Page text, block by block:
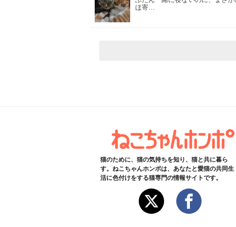
ほ寄…
猫のために、猫の気持ちを知り、猫と共に暮ら
す。ねこちゃんホンポは、あなたと愛猫の共同生
活に色付けをする猫専門の情報サイトです。